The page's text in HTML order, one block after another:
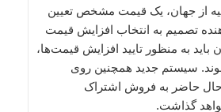
از جهان، یک قیمت مشخص تعیین
تصمیم به انتخاب افزایش قیمت
باید به منظور تایید افزایش قیمت‌ها،
سیستم جدید همچنین روی
حال حاضر به فروش اشتراک
گذاشت.